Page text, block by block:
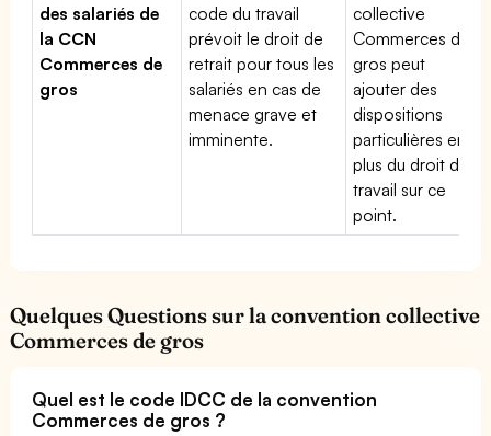
des salariés de
la CCN
Commerces de
gros
code du travail
prévoit le droit de
retrait pour tous les
salariés en cas de
menace grave et
imminente.
collective
Commerces de
gros peut
ajouter des
dispositions
particulières en
plus du droit du
travail sur ce
point.
Quelques Questions sur la convention collective
Commerces de gros
Quel est le code IDCC de la convention
Commerces de gros ?